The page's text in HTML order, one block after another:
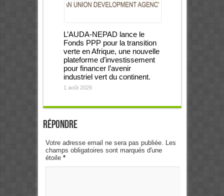
L’AUDA-NEPAD lance le
Fonds PPP pour la transition
verte en Afrique, une nouvelle
plateforme d’investissement
pour financer l’avenir
industriel vert du continent.
1 août 2026
Répondre
Votre adresse email ne sera pas publiée. Les
champs obligatoires sont marqués d'une
étoile *